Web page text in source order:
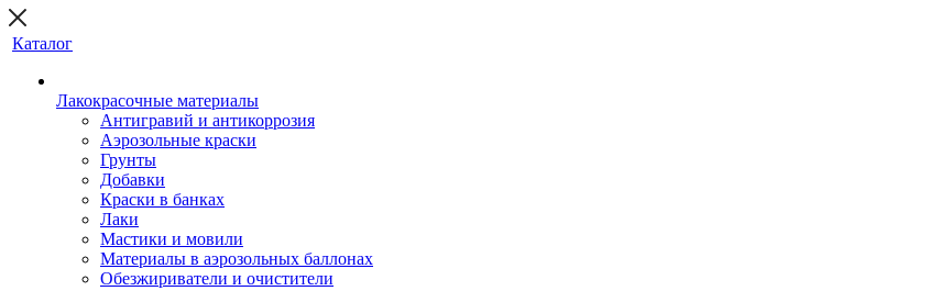
Каталог
Лакокрасочные материалы
Антигравий и антикоррозия
Аэрозольные краски
Грунты
Добавки
Краски в банках
Лаки
Мастики и мовили
Материалы в аэрозольных баллонах
Обезжириватели и очистители